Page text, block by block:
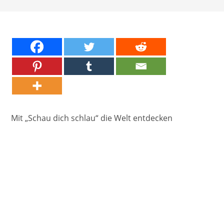
Mit „Schau dich schlau“ die Welt entdecken